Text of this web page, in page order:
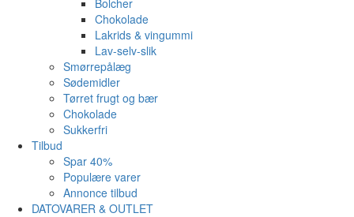
Bolcher
Chokolade
Lakrids & vingummi
Lav-selv-slik
Smørrepålæg
Sødemidler
Tørret frugt og bær
Chokolade
Sukkerfri
Tilbud
Spar 40%
Populære varer
Annonce tilbud
DATOVARER & OUTLET